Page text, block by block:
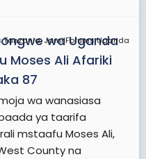
Tanzania, JamiiForums Uganda
wa Uganda
Moses Ali Afariki
87
wa wanasiasa
ya taarifa
mstaafu Moses Ali,
County na